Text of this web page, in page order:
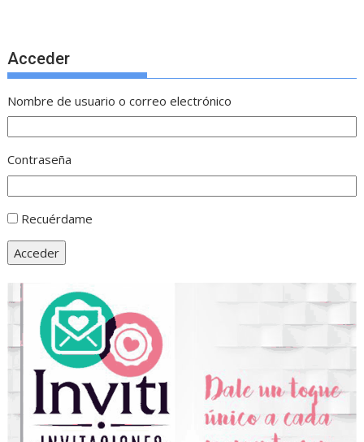
Acceder
Nombre de usuario o correo electrónico
Contraseña
Recuérdame
Acceder